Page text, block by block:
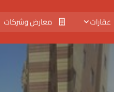
عقارات معارض وشركات